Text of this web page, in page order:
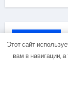
Архив
Этот сайт
вам в навигации,